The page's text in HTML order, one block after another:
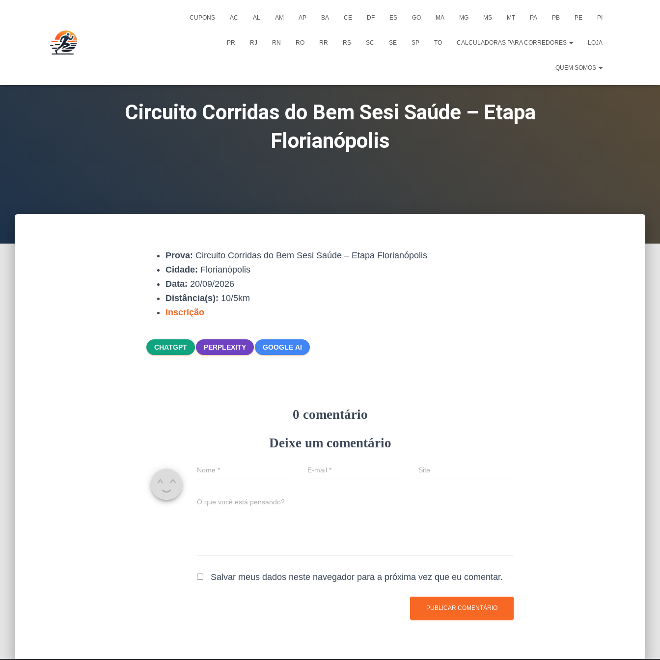
CUPONS AC AL AM AP BA CE DF ES GO MA MG MS MT PA PB PE PI
PR RJ RN RO RR RS SC SE SP TO CALCULADORAS PARA CORREDORES LOJA
QUEM SOMOS
Circuito Corridas do Bem Sesi Saúde – Etapa
Florianópolis
Prova: Circuito Corridas do Bem Sesi Saúde – Etapa Florianópolis
Cidade: Florianópolis
Data: 20/09/2026
Distância(s): 10/5km
Inscrição
CHATGPT PERPLEXITY GOOGLE AI
0 comentário
Deixe um comentário
Nome * E-mail* Site
O que você está pensando?
Salvar meus dados neste navegador para a próxima vez que eu comentar.